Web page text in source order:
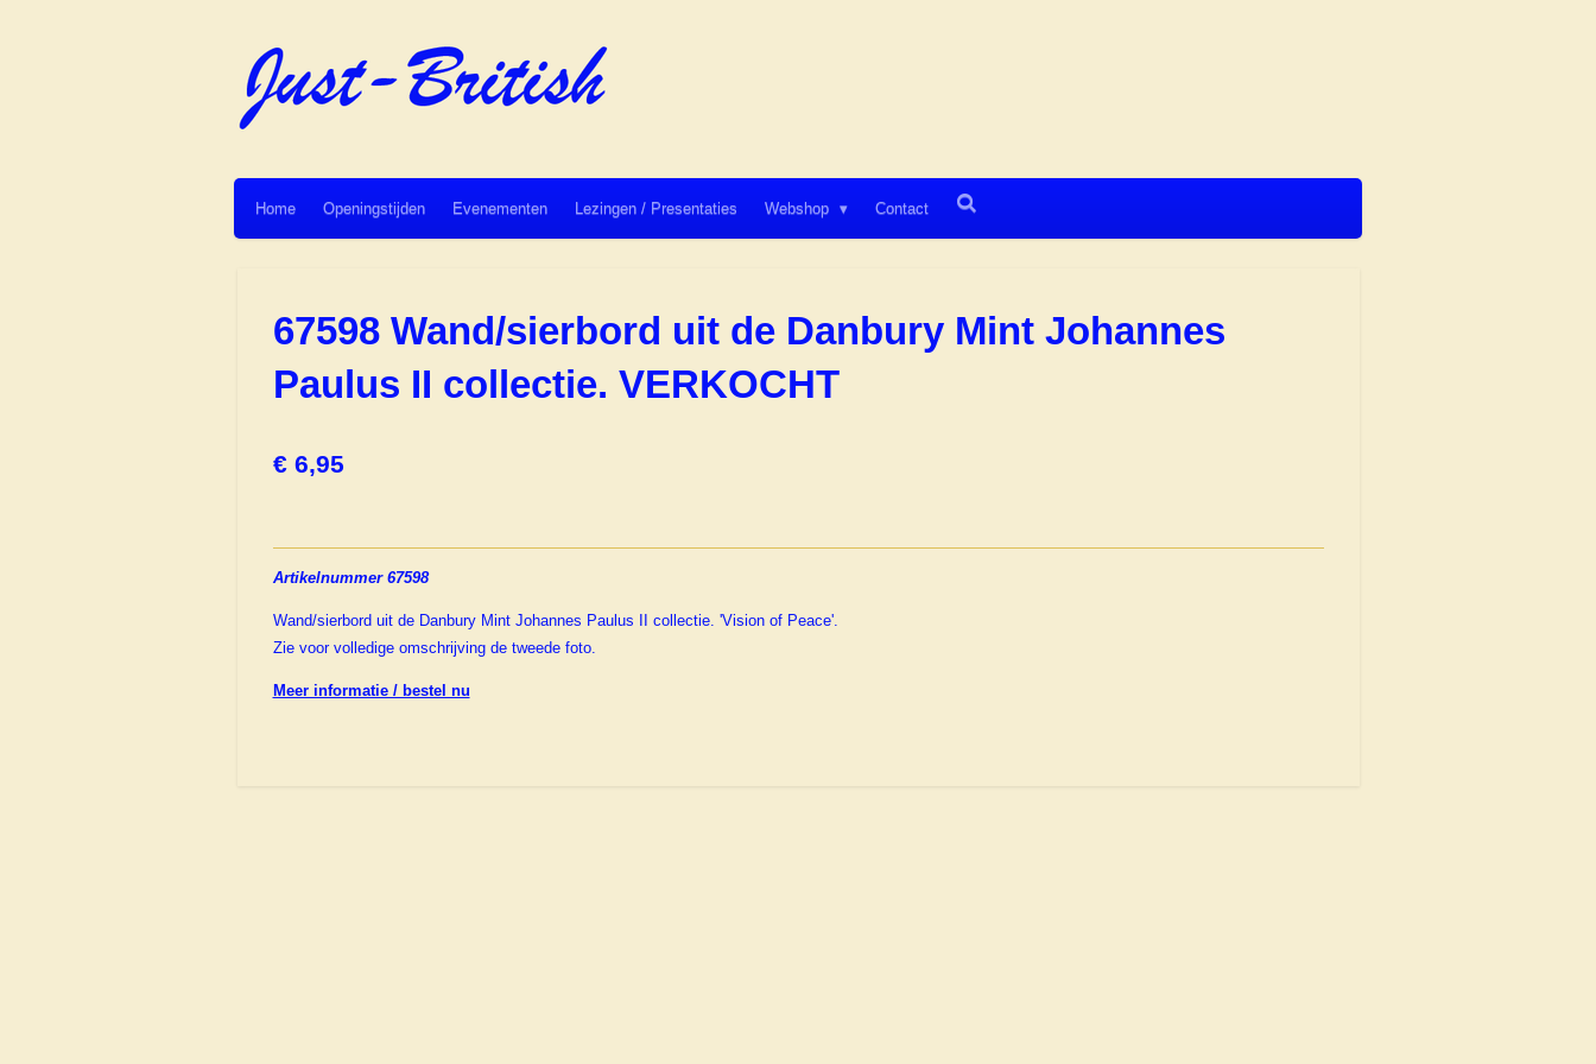
Home Openingstijden Evenementen Lezingen / Presentaties Webshop Contact
67598 Wand/sierbord uit de Danbury Mint Johannes
Paulus II collectie. VERKOCHT
€ 6,95
Artikelnummer 67598
Wand/sierbord uit de Danbury Mint Johannes Paulus II collectie. 'Vision of Peace'.
Zie voor volledige omschrijving de tweede foto.
Meer informatie / bestel nu